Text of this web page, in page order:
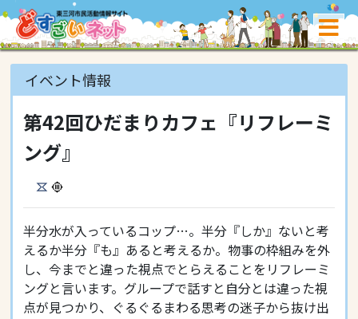
イベント情報
第42回ひだまりカフェ『リフレーミ
ング』
半分水が入っているコップ…。半分『しか』ないと考
えるか半分『も』あると考えるか。物事の枠組みを外
し、今までと違った視点でとらえることをリフレーミ
ングと言います。グループで話すと自分とは違った視
点が見つかり、ぐるぐるまわる思考の迷子から抜け出